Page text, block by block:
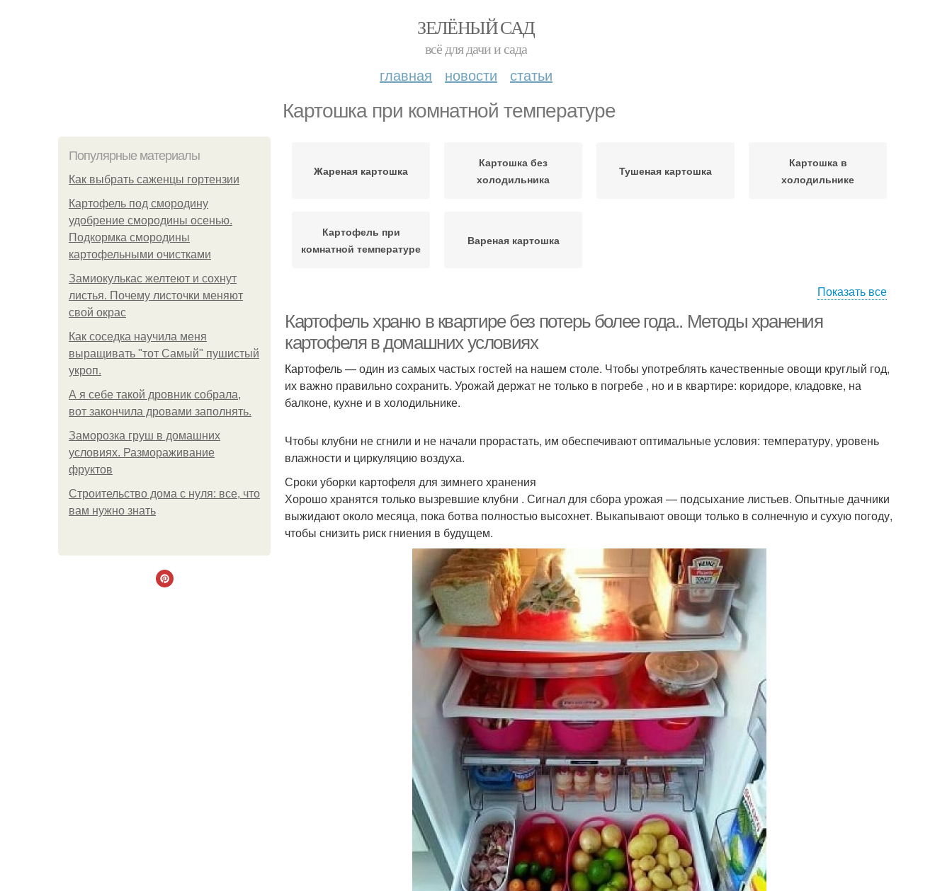
ЗЕЛЁНЫЙ САД
всё для дачи и сада
главная новости статьи
Картошка при комнатной температуре
Популярные материалы
Как выбрать саженцы гортензии
Картофель под смородину
удобрение смородины осенью.
Подкормка смородины
картофельными очистками
Замиокулькас желтеют и сохнут
листья. Почему листочки меняют
свой окрас
Как соседка научила меня
выращивать "тот Самый" пушистый
укроп.
А я себе такой дровник собрала,
вот закончила дровами заполнять.
Заморозка груш в домашних
условиях. Размораживание
фруктов
Строительство дома с нуля: все, что
вам нужно знать
Жареная картошка
Картошка без
холодильника
Тушеная картошка
Картошка в
холодильнике
Картофель при
комнатной температуре
Вареная картошка
Показать все
Картофель храню в квартире без потерь более года.. Методы хранения
картофеля в домашних условиях
Картофель — один из самых частых гостей на нашем столе. Чтобы употреблять качественные овощи круглый год,
их важно правильно сохранить. Урожай держат не только в погребе , но и в квартире: коридоре, кладовке, на
балконе, кухне и в холодильнике.
Чтобы клубни не сгнили и не начали прорастать, им обеспечивают оптимальные условия: температуру, уровень
влажности и циркуляцию воздуха.
Сроки уборки картофеля для зимнего хранения
Хорошо хранятся только вызревшие клубни . Сигнал для сбора урожая — подсыхание листьев. Опытные дачники
выжидают около месяца, пока ботва полностью высохнет. Выкапывают овощи только в солнечную и сухую погоду,
чтобы снизить риск гниения в будущем.